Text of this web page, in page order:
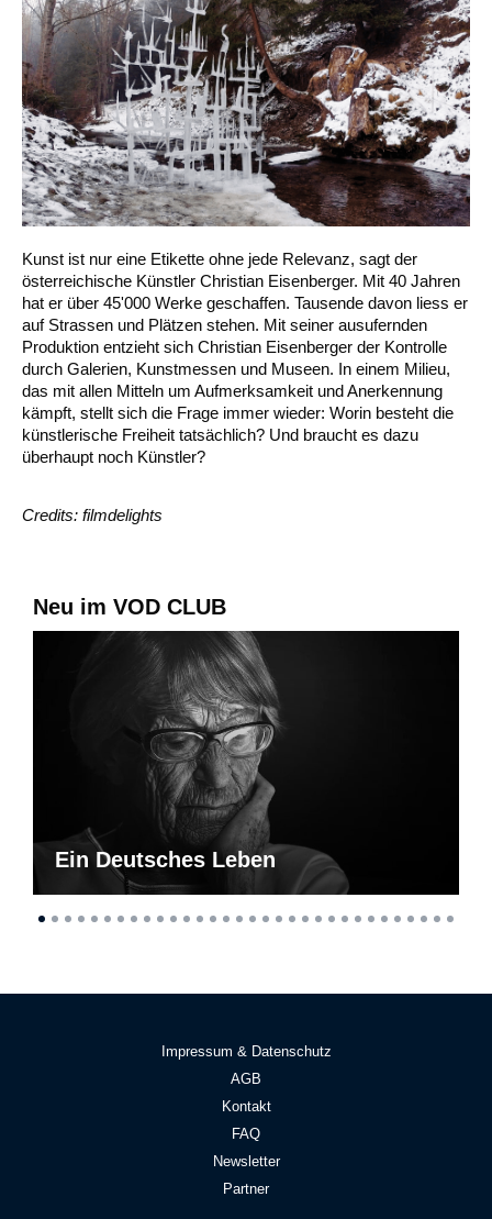
Kunst ist nur eine Etikette ohne jede Relevanz, sagt der
österreichische Künstler Christian Eisenberger. Mit 40 Jahren
hat er über 45'000 Werke geschaffen. Tausende davon liess er
auf Strassen und Plätzen stehen. Mit seiner ausufernden
Produktion entzieht sich Christian Eisenberger der Kontrolle
durch Galerien, Kunstmessen und Museen. In einem Milieu,
das mit allen Mitteln um Aufmerksamkeit und Anerkennung
kämpft, stellt sich die Frage immer wieder: Worin besteht die
künstlerische Freiheit tatsächlich? Und braucht es dazu
überhaupt noch Künstler?
Credits: filmdelights
Neu im VOD CLUB
Ein Deutsches Leben
Impressum & Datenschutz
AGB
Kontakt
FAQ
Newsletter
Partner